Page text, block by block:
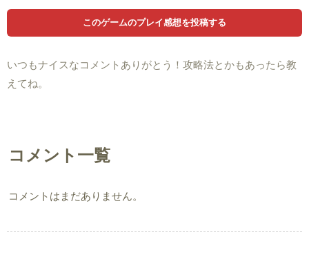
いつもナイスなコメントありがとう！攻略法とかもあったら教
えてね。
コメント一覧
コメントはまだありません。